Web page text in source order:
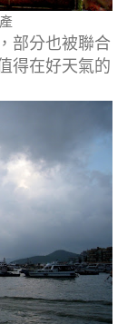
部分也被聯合
得在好天氣的